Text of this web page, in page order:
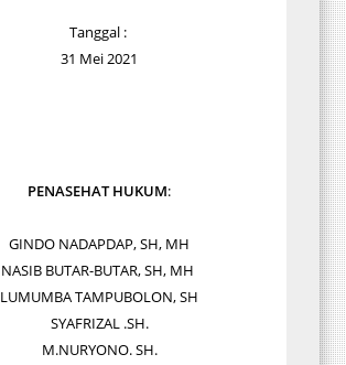
Tanggal :
31 Mei 2021
PENASEHAT HUKUM:
GINDO NADAPDAP, SH, MH
NASIB BUTAR-BUTAR, SH, MH
LUMUMBA TAMPUBOLON, SH
SYAFRIZAL .SH.
M.NURYONO. SH.